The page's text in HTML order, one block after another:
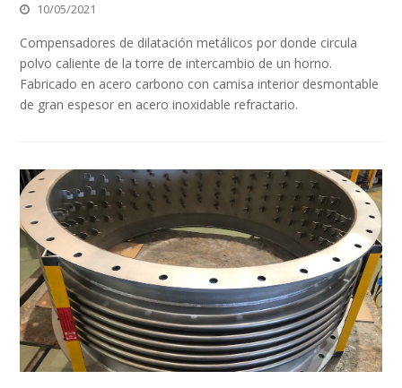
10/05/2021
Compensadores de dilatación metálicos por donde circula
polvo caliente de la torre de intercambio de un horno.
Fabricado en acero carbono con camisa interior desmontable
de gran espesor en acero inoxidable refractario.